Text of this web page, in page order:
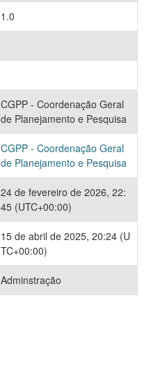
1.0
CGPP - Coordenação Geral
de Planejamento e Pesquisa
CGPP - Coordenação Geral
de Planejamento e Pesquisa
24 de fevereiro de 2026, 22:
45 (UTC+00:00)
15 de abril de 2025, 20:24 (U
TC+00:00)
Adminstração